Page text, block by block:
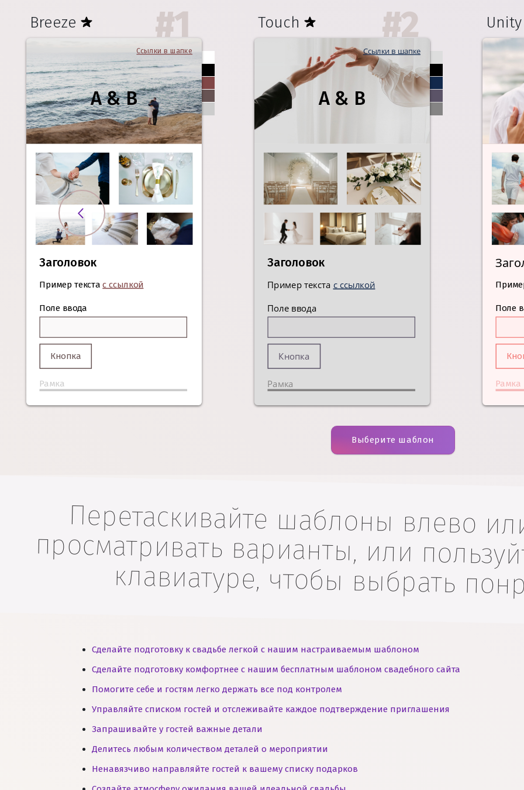
Breeze #1
Ссылки в шапке
A & B
Заголовок
Пример текстас ссылкой
Поле ввода
Кнопка
Рамка
Touch #2
Ссылки в шапке
A & B
Заголовок
Пример текста с ссылкой
Поле ввода
Кнопка
Рамка
Unity
Поле
Рамка
Выберите шаблон
Перетаскивайте шаблоны влево
просматривать варианты, или
клавиатуре, чтобы выбрать
Сделайте подготовку к свадьбе легкой с нашим настраиваемым шаблоном
Сделайте подготовку комфортнее с нашим бесплатным шаблоном свадебного сайта
Помогите себе и гостям легко держать все под контролем
Управляйте списком гостей и отслеживайте каждое подтверждение приглашения
Запрашивайте у гостей важные детали
Делитесь любым количеством деталей о мероприятии
Ненавязчиво направляйте гостей к вашему списку подарков